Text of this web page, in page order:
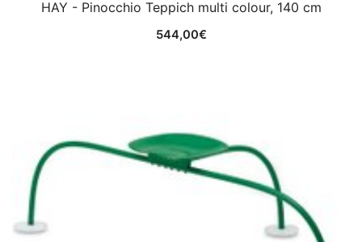
HAY - Pinocchio Teppich multi colour, 140 cm
544,00€